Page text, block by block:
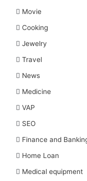
Movie
Cooking
Jewelry
Travel
News
Medicine
VAP
SEO
Finance and
Home Loan
Medical equipment